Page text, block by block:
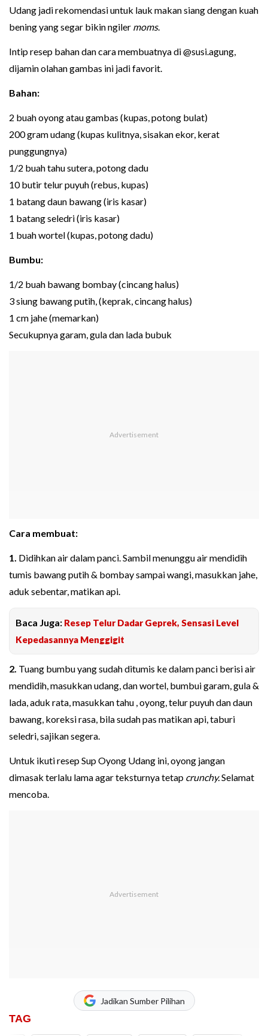
Udang jadi rekomendasi untuk lauk makan siang dengan kuah
bening yang segar bikin ngiler moms.
Intip resep bahan dan cara membuatnya di @susi.agung,
dijamin olahan gambas ini jadi favorit.
Bahan:
2 buah oyong atau gambas (kupas, potong bulat)
200 gram udang (kupas kulitnya, sisakan ekor, kerat
punggungnya)
1/2 buah tahu sutera, potong dadu
10 butir telur puyuh (rebus, kupas)
1 batang daun bawang (iris kasar)
1 batang seledri (iris kasar)
1 buah wortel (kupas, potong dadu)
Bumbu:
1/2 buah bawang bombay (cincang halus)
3 siung bawang putih, (keprak, cincang halus)
1 cm jahe (memarkan)
Secukupnya garam, gula dan lada bubuk
Cara membuat:
1. Didihkan air dalam panci. Sambil menunggu air mendidih
tumis bawang putih & bombay sampai wangi, masukkan jahe,
aduk sebentar, matikan api.
Baca Juga: Resep Telur Dadar Geprek, Sensasi Level
Kepedasannya Menggigit
2. Tuang bumbu yang sudah ditumis ke dalam panci berisi air
mendidih, masukkan udang, dan wortel, bumbui garam, gula &
lada, aduk rata, masukkan tahu , oyong, telur puyuh dan daun
bawang, koreksi rasa, bila sudah pas matikan api, taburi
seledri, sajikan segera.
Untuk ikuti resep Sup Oyong Udang ini, oyong jangan
dimasak terlalu lama agar teksturnya tetap crunchy.Selamat
mencoba.
Jadikan Sumber Pilihan
TAG